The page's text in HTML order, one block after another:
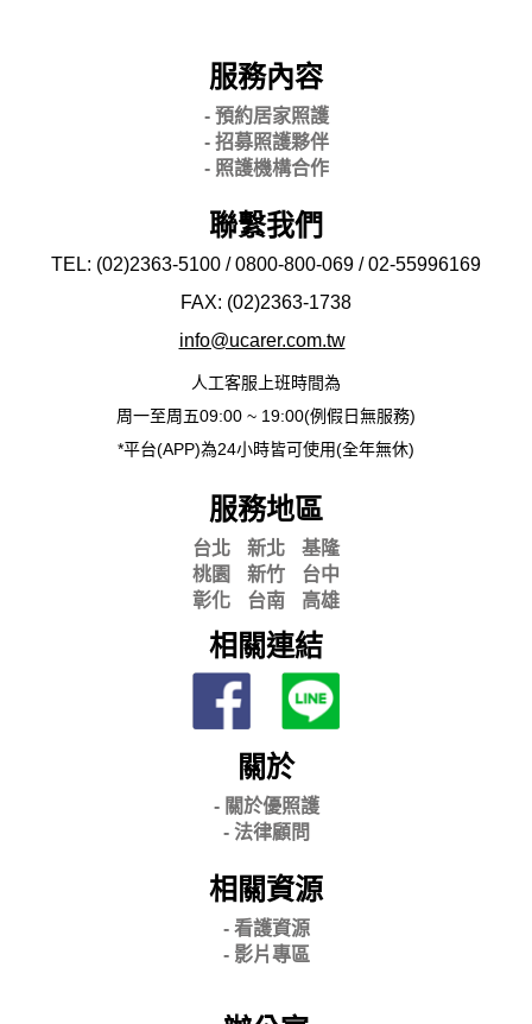
服務內容
- 預約居家照護
- 招募照護夥伴
- 照護機構合作
聯繫我們
TEL: (02)2363-5100 / 0800-800-069 / 02-55996169
FAX: (02)2363-1738
info@ucarer.com.tw
人工客服上班時間為
周一至周五09:00 ~ 19:00(例假日無服務)
*平台(APP)為24小時皆可使用(全年無休)
服務地區
台北 新北
基隆
桃園
新竹
台中
彰化
台南 高雄
相關連結
關於
- 關於優照護
- 法律顧問
相關資源
- 看護資源
- 影片專區